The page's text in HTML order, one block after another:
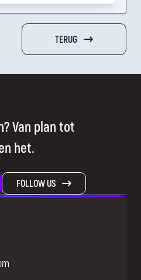
TERUG
Van plan tot
het.
FOLLOW US